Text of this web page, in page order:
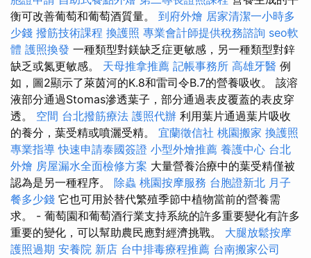
衡可改善葡萄和葡萄酒質量。 到府外燴 居家清潔一小時多
少錢 撥筋技術課程 換護照 專業會計師提供稅務諮詢 seo軟
體 護照換發 一種類型對鎂缺乏症更敏感，另一種類型對鋅
缺乏或氮更敏感。 天母推拿推薦 記帳事務所 高雄牙醫 例
如，圖2顯示了萊茵河的K.8和雷司令B.7的營養吸收。 該溶
液部分通過Stomas滲透葉子，部分通過表皮覆蓋的表皮穿
透。 空間 台北撥筋療法 護照代辦 利用葉片通過葉片吸收
的養分，葉受精或噴灑受精。 宜蘭徵信社 桃園搬家 換護照
專業指導 快速申請泰國簽證 小型外燴推薦 養護中心 台北
外燴 房屋漏水全面檢修方案 大量營養治療中的葉受精僅被
認為是另一種程序。 除蟲 桃園按摩服務 台胞證新北 月子
餐多少錢 它也可用於替代繁殖季節中植物當前的營養需
求。 - 葡萄園和葡萄酒行業支持系統的許多重要變化有許多
重要的變化，可以幫助農民應對經濟挑戰。 大腿放鬆按摩
護照過期 安養院 新店 台中排毒療程推薦 台南搬家公司